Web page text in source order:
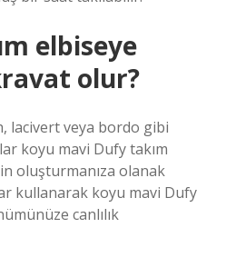
elbiseye
olur?
lacivert veya bordo gibi
koyu mavi Dufy takım
oluşturmanıza olanak
kullanarak koyu mavi Dufy
canlılık